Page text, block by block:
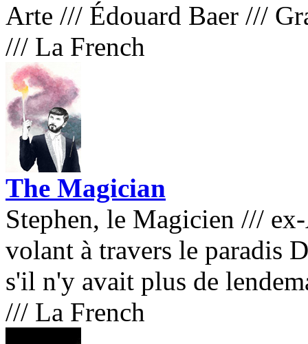
Arte /// Édouard Baer ///
/// La French
The Magician
Stephen, le Magicien ///
volant à travers le paradis
s'il n'y avait plus de
/// La French